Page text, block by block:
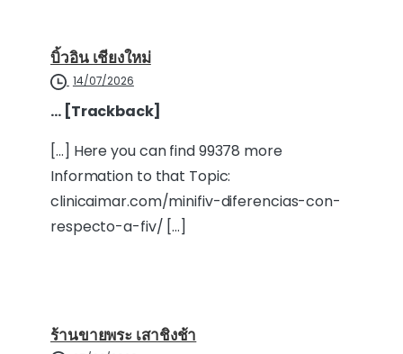
บิ้วอิน เชียงใหม่
14/07/2026
… [Trackback]
[…] Here you can find 99378 more
Information to that Topic:
clinicaimar.com/minifiv-diferencias-con-
respecto-a-fiv/ […]
ร้านขายพระ เสาชิงช้า